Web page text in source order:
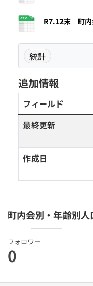
町内会別・年齢別人
フォロワー
0
R7.12末 町内
統計
追加情報
フィールド
最終更新
作成日